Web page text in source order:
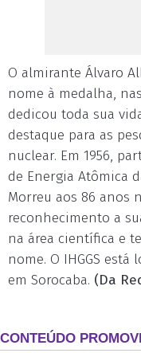
O almirante Álvaro
nome à medalha,
dedicou toda sua
destaque para as
nuclear. Em 1956,
de Energia Atômica
Morreu aos 86 anos
reconhecimento a
na área científica e
nome. O IHGGS está
em Sorocaba. (Da